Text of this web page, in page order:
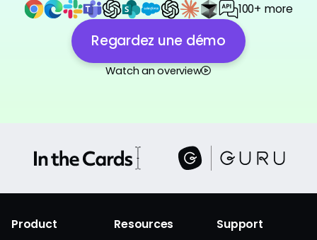
100+ more
Regardez une démo
Watch an overview
Product Resources Support